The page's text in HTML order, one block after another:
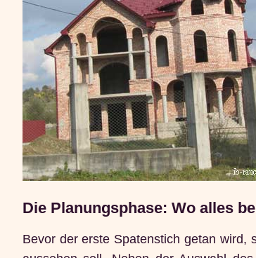
Die Planungsphase: Wo alles
Bevor der erste Spatenstich getan wird,